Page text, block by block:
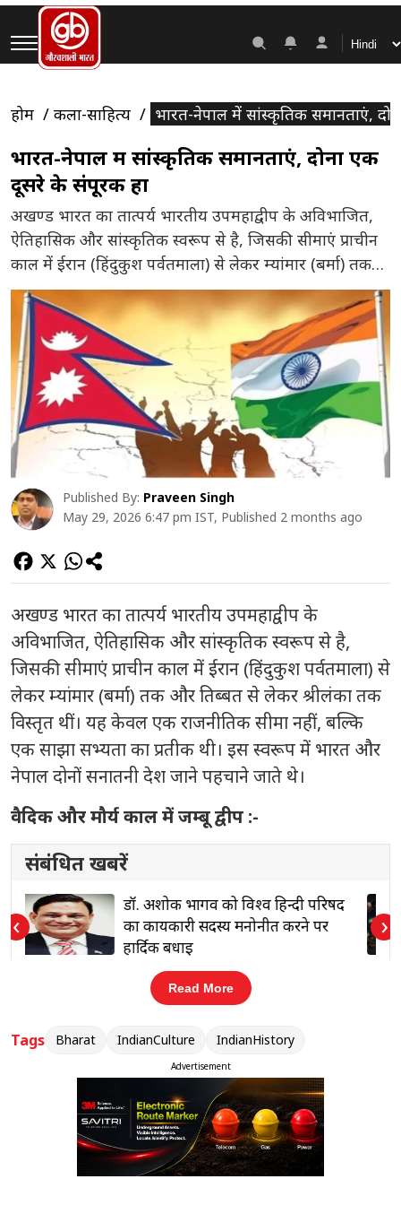
होम कला-साहित्य भारत-नेपाल में सांस्कृतिक समानताएं,
भारत-नेपाल में सांस्कृतिक समानताएं, दोनों एक
दूसरे के संपूरक हों
अखण्ड भारत का तात्पर्य भारतीय उपमहाद्वीप के अविभाजित,
ऐतिहासिक और सांस्कृतिक स्वरूप से है, जिसकी सीमाएं प्राचीन
काल में ईरान (हिंदुकुश पर्वतमाला) से लेकर म्यांमार (बर्मा) तक
और तिब्बत से लेकर श्रीलंका तक विस्तृत थीं। यह केवल एक
राजनीतिक सीमा नहीं, बल्कि एक साझा सभ्यता का प्रतीक थी।
इस स्वरूप में भारत और नेपाल दोनों […]
Published By: Praveen Singh
May 29, 2026 6:47 pm IST, Published 2 months ago
अखण्ड भारत का तात्पर्य भारतीय उपमहाद्वीप के
अविभाजित, ऐतिहासिक और सांस्कृतिक स्वरूप से है,
जिसकी सीमाएं प्राचीन काल में ईरान (हिंदुकुश पर्वतमाला) से
लेकर म्यांमार (बर्मा) तक और तिब्बत से लेकर श्रीलंका तक
विस्तृत थीं। यह केवल एक राजनीतिक सीमा नहीं, बल्कि
एक साझा सभ्यता का प्रतीक थी। इस स्वरूप में भारत और
नेपाल दोनों सनातनी देश जाने पहचाने जाते थे।
वैदिक और मौर्य काल में जम्बू द्वीप :-
संबंधित खबरें
मुकेश ऋषि के साथ Pocket FM ने उन
पिताओं को समर्पित किया यह अभियान,
जिन्होंने सही समय पर ‘ना’ कहना चुना
‹ ›
मौर्य सम्राट चंद्रगुप्त मौर्य और चक्रवर्ती सम्राट अशोक के
शासनकाल में यह साम्राज्य अपने सबसे बड़े विस्तार पर था।
अखंड भारत का निर्माण करने वाले पहले व्यक्ति चक्रवर्ती
सम्राट चंद्रगुप्त मौर्य थे,उन्होंने अपने गुरु आचार्य चाणक्य
(कौटिल्य) की मदद से बिखरे हुए छोटे-छोटे राज्यों और
गणराज्यों को जीतकर एक विशाल साम्राज्य की स्थापना की
Read More
Tags Bharat IndianCulture IndianHistory
Advertisement